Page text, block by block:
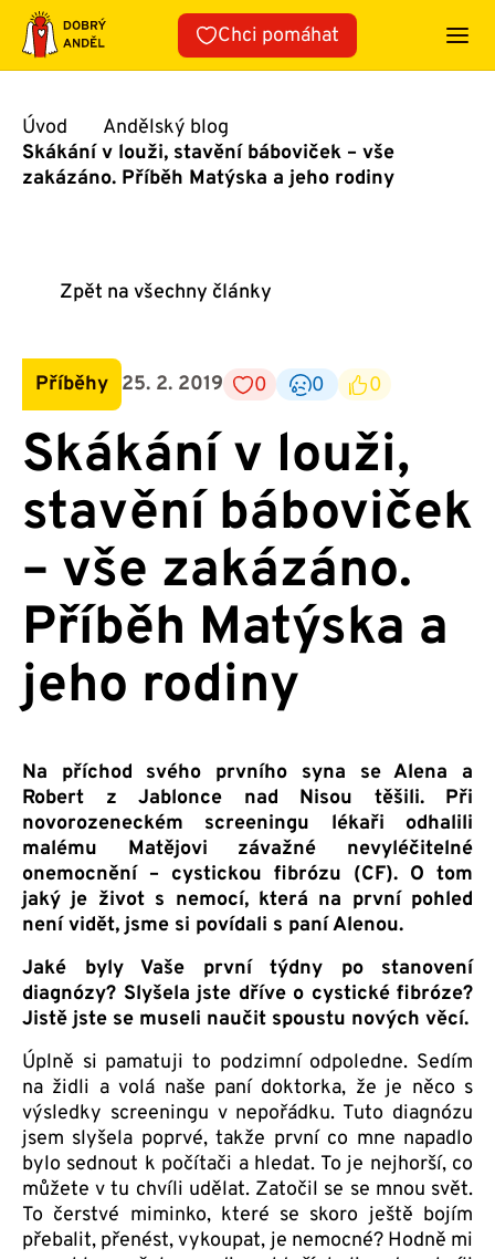
Přeskočit
obsah
Chci pomáhat
Úvod
Andělský blog
Skákání v louži, stavění báboviček – vše
zakázáno. Příběh Matýska a jeho rodiny
Zpět na všechny články
Příběhy 25. 2. 2019 0 0 0
Skákání v louži,
stavění báboviček
– vše zakázáno.
Příběh Matýska a
jeho rodiny
Na příchod svého prvního syna se Alena a
Robert z Jablonce nad Nisou těšili. Při
novorozeneckém screeningu lékaři odhalili
malému Matějovi závažné nevyléčitelné
onemocnění – cystickou fibrózu (CF). O tom
jaký je život s nemocí, která na první pohled
není vidět, jsme si povídali s paní Alenou.
Jaké byly Vaše první týdny po stanovení
diagnózy? Slyšela jste dříve o cystické fibróze?
Jistě jste se museli naučit spoustu nových věcí.
Úplně si pamatuji to podzimní odpoledne. Sedím
na židli a volá naše paní doktorka, že je něco s
výsledky screeningu v nepořádku. Tuto diagnózu
jsem slyšela poprvé, takže první co mne napadlo
bylo sednout k počítači a hledat. To je nejhorší, co
můžete v tu chvíli udělat. Zatočil se se mnou svět.
To čerstvé miminko, které se skoro ještě bojím
přebalit, přenést, vykoupat, je nemocné? Hodně mi